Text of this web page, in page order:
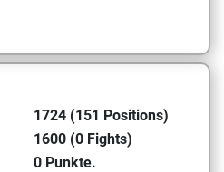
1724 (151 Positions)
1600 (0 Fights)
0 Punkte.